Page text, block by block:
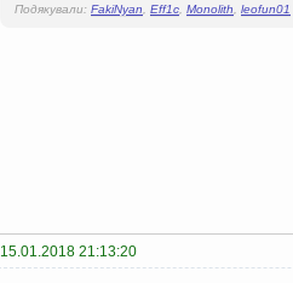
Подякували: FakiNyan Eff1c Monolith leofun01
15.01.2018 21:13:20